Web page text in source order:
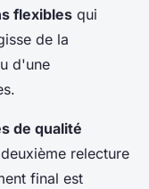
flexibles qui
de la
d'une
de qualité
relecture
final est